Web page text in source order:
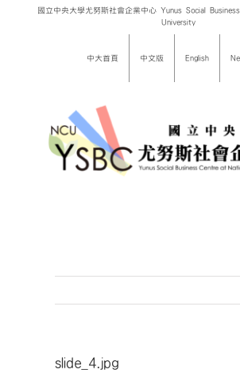
國立中央大學尤努斯社會企業中心 Yunus Social
University
中大首頁 中文版 English
slide_4.jpg